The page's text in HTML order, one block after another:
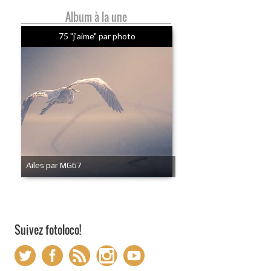
Album à la une
75 "j'aime" par photo
Ailes par MG67
Suivez fotoloco!